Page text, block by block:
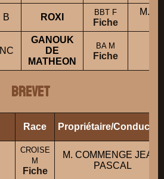
B ROXI BBT F
Fiche
M.
NC
GANOUK
DE
MATHEON
BA M
Fiche
BREVET
Race Propriétaire/
CROISE
M
Fiche
M. COMMENGE JEAN-
PASCAL